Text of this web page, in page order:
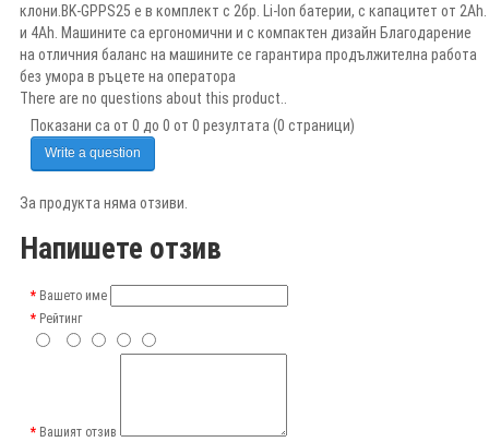
клони.BK-GPPS25 е в комплект с 2бр. Li-Ion батерии, с капацитет от 2Ah.
и 4Ah. Машините са ергономични и с компактен дизайн Благодарение
на отличния баланс на машините се гарантира продължителна работа
без умора в ръцете на оператора
There are no questions about this product..
Показани са от 0 до 0 от 0 резултата (0 страници)
Write a question
За продукта няма отзиви.
Напишете отзив
Вашето име
Рейтинг
Вашият отзив